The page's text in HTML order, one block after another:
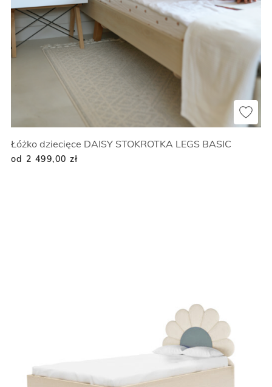
Łóżko dziecięce DAISY STOKROTKA LEGS BASIC
od 2 499,00 zł